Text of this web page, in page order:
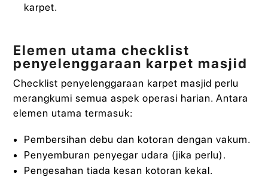
karpet.
Elemen utama checklist
penyelenggaraan karpet masjid
Checklist penyelenggaraan karpet masjid perlu
merangkumi semua aspek operasi harian. Antara
elemen utama termasuk:
Pembersihan debu dan kotoran dengan vakum.
Penyemburan penyegar udara (jika perlu).
Pengesahan tiada kesan kotoran kekal.